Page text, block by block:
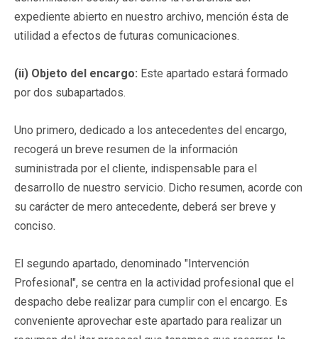
expediente abierto en nuestro archivo, mención ésta de
utilidad a efectos de futuras comunicaciones.
(ii) Objeto del encargo: Este apartado estará formado
por dos subapartados.
Uno primero, dedicado a los antecedentes del encargo,
recogerá un breve resumen de la información
suministrada por el cliente, indispensable para el
desarrollo de nuestro servicio. Dicho resumen, acorde con
su carácter de mero antecedente, deberá ser breve y
conciso.
El segundo apartado, denominado "Intervención
Profesional", se centra en la actividad profesional que el
despacho debe realizar para cumplir con el encargo. Es
conveniente aprovechar este apartado para realizar un